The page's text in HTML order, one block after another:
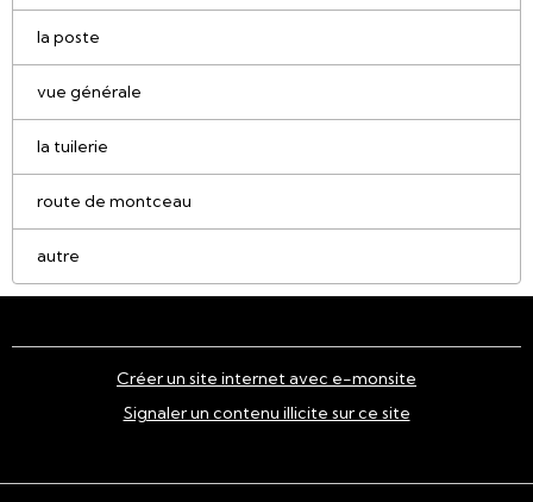
la poste
vue générale
la tuilerie
route de montceau
autre
Créer un site internet avec e-monsite
Signaler un contenu illicite sur ce site